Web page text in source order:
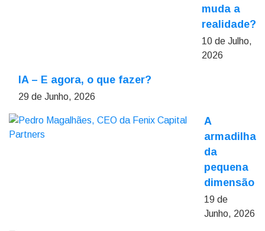
muda a
realidade?
10 de Julho,
2026
IA – E agora, o que fazer?
29 de Junho, 2026
A
armadilha
da
pequena
dimensão
19 de
Junho, 2026